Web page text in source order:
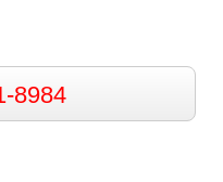
8984